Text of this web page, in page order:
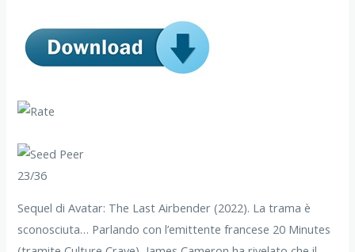
23/36
Sequel di Avatar: The Last Airbender (2022). La trama è
sconosciuta… Parlando con l’emittente francese 20 Minutes